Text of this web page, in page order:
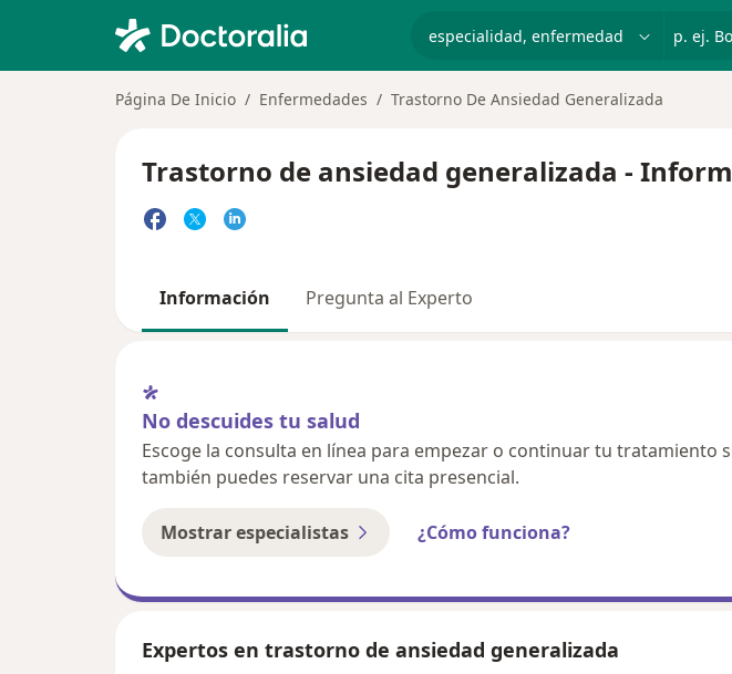
p. ej.
Página De Inicio Enfermedades Trastorno De Ansiedad Generalizada
Trastorno de ansiedad generalizada -
Información Pregunta al Experto
No descuides tu salud
Escoge la consulta en línea para empezar o continuar tu tratamiento
también puedes reservar una cita presencial.
Mostrar especialistas ¿Cómo funciona?
Expertos en trastorno de ansiedad generalizada